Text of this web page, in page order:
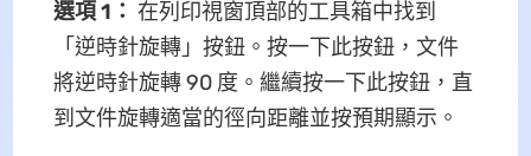
選項 1： 在列印視窗頂部的工具箱中找到
「逆時針旋轉」按鈕。按一下此按鈕，文件
將逆時針旋轉 90 度。繼續按一下此按鈕，直
到文件旋轉適當的徑向距離並按預期顯示。